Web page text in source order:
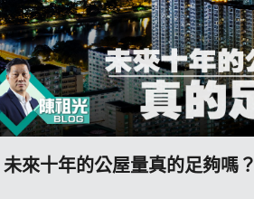
活動
關於我們
未來十年的公屋量真的足夠嗎？